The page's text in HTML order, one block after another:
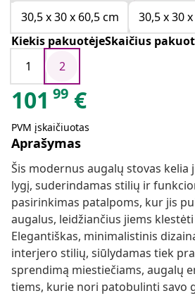
30,5 x 30 x 60,5 cm
30,5 x 30
Kiekis pakuotėjeSkaičius
1
2
101 99 €
PVM įskaičiuotas
Aprašymas
Šis modernus augalų stovas kelia
lygį, suderindamas stilių ir
pasirinkimas patalpoms, kur jis
augalus, leidžiančius jiems
Elegantiškas, minimalistinis
interjero stilių, siūlydamas tiek
sprendimą miestiečiams, augalų
tiems, kurie nori patobulinti savo